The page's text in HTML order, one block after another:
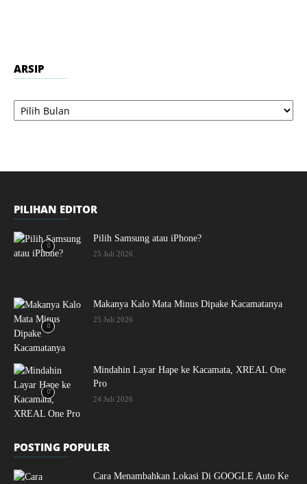
ARSIP
Arsip
PILIHAN EDITOR
Pilih Samsung atau iPhone?
25 Juli 2026
Makanya Kalo Mata Minus Dipake Kacamatanya
25 Juli 2026
Mindahin Layar Hape ke Kacamata, XREAL One
Pro
24 Juli 2026
POSTING POPULER
Cara Menambahkan Lokasi Di GOOGLE Auto Ke